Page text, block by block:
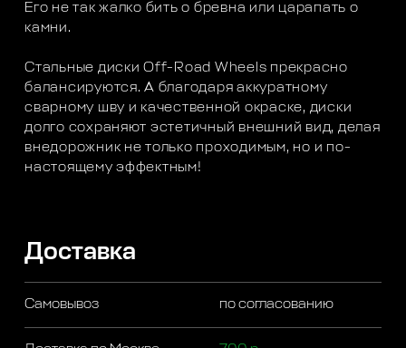
Его не так жалко бить о бревна или царапать о
камни.
Стальные диски Off-Road Wheels прекрасно
балансируются. А благодаря аккуратному
сварному шву и качественной окраске, диски
долго сохраняют эстетичный внешний вид, делая
внедорожник не только проходимым, но и по-
настоящему эффектным!
Доставка
Самовывоз по согласованию